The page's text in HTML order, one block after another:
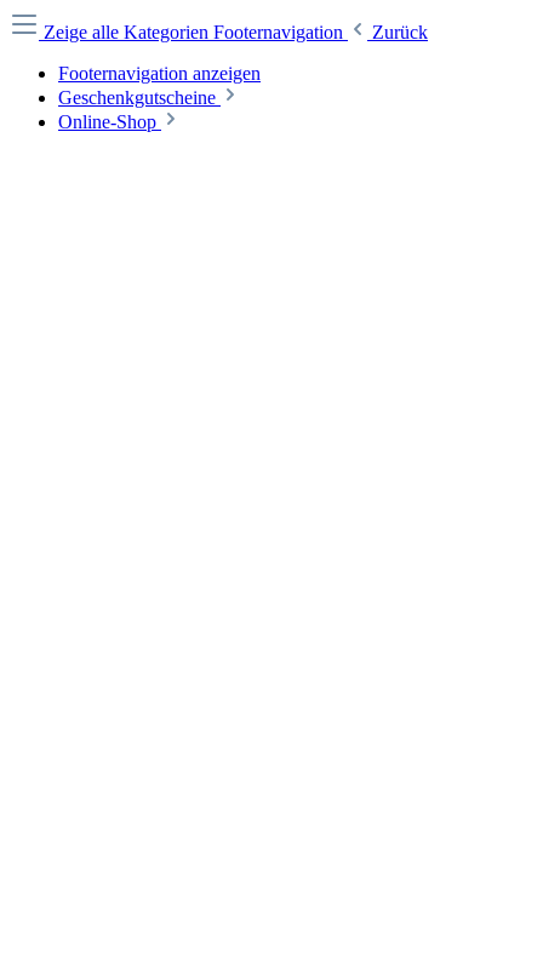
Zeige alle Kategorien Footernavigation
Zurück
Footernavigation anzeigen
Geschenkgutscheine
Online-Shop